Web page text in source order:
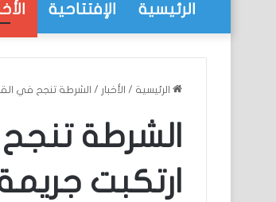
الرئيسية الإفتتاحية
الرئيسية / الأخبار / الشرطة تنجح في
الشرطة
ارتكبت